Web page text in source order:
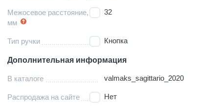
Межосевое расстояние,
мм
32
Тип ручки Кнопка
Дополнительная информация
В каталоге valmaks_sagittario_2020
Распродажа на сайте Нет